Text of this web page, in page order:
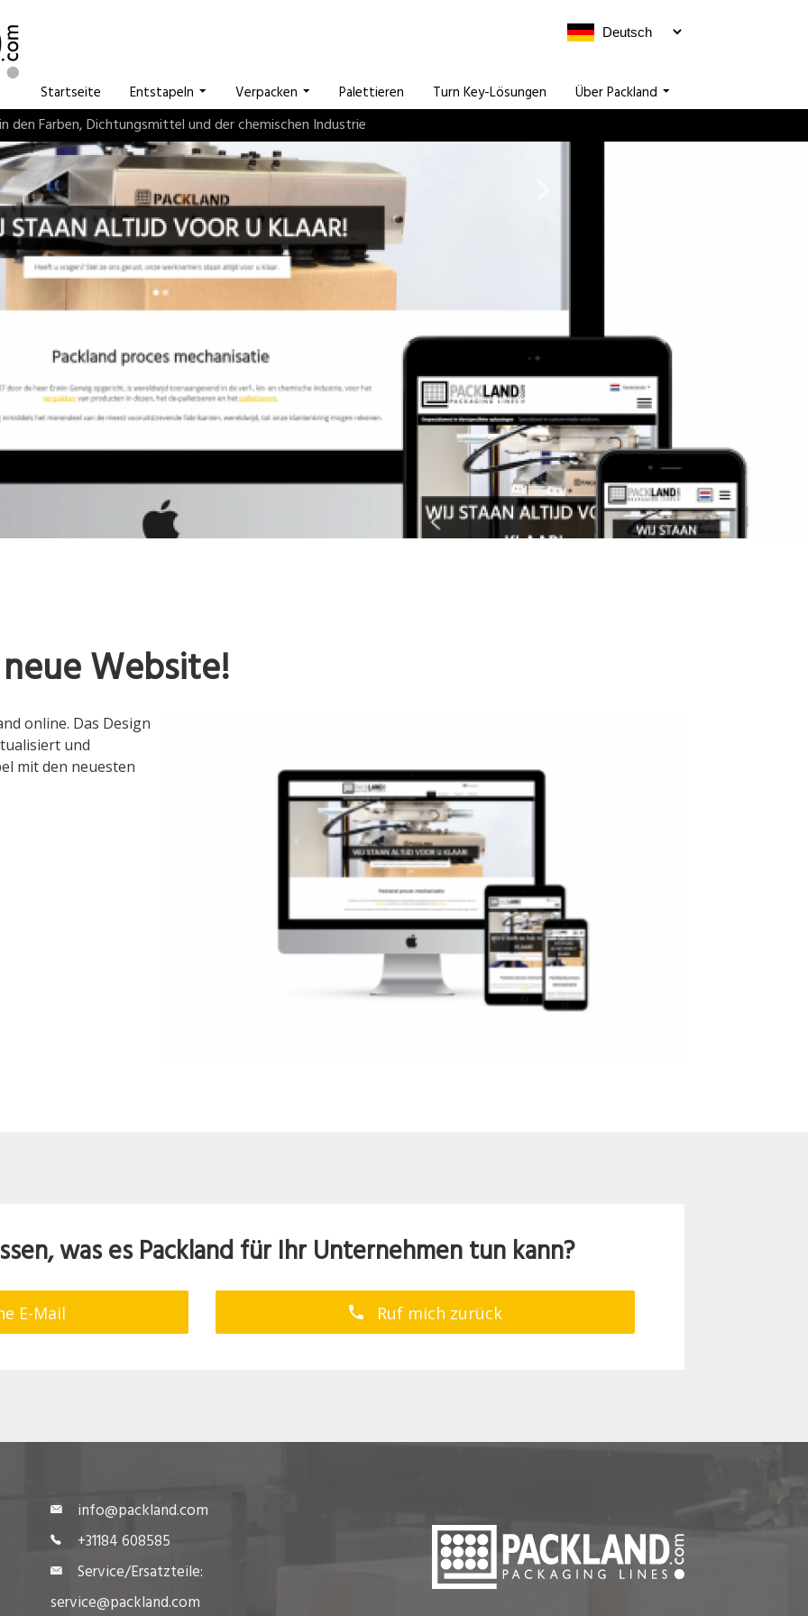
Startseite Entstapeln Verpacken Palettieren Turn Key-Lösungen
Über Packland
in den Farben, Dichtungsmittel und der chemischen Industrie
Website!
online. Das Design
und
mit den neuesten
was es Packland für Ihr Unternehmen tun kann?
E-Mail Ruf mich zurück
info@packland.com
+31184 608585
Service/Ersatzteile:
service@packland.com